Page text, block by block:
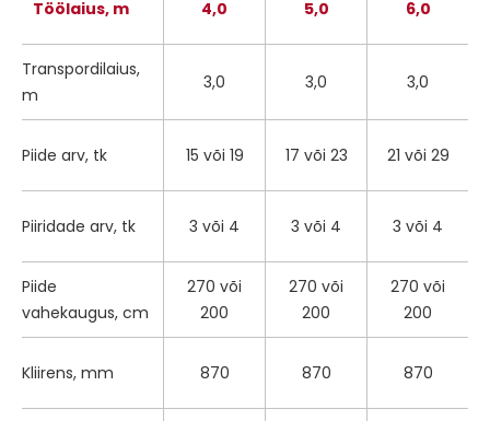
Töölaius, m 4,0 5,0 6,0
Transpordilaius,
m
3,0 3,0 3,0
Piide arv, tk 15 või 19 17 või 23 21 või 29
Piiridade arv, tk 3 või 4 3 või 4 3 või 4
Piide
vahekaugus, cm
270 või
200
270 või
200
270 või
200
Kliirens, mm 870 870 870